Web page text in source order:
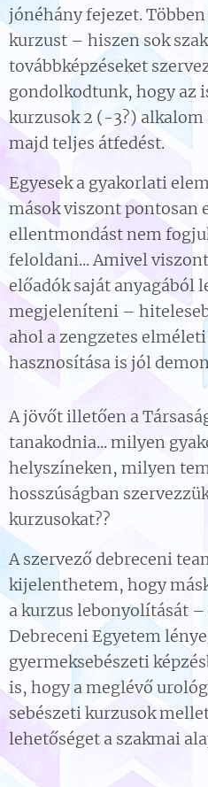
jónéhány fejezet.
kurzust – hiszen sok
továbbképzéseket
gondolkodtunk, hogy az
kurzusok 2 (-3?)
majd teljes átfedést.
Egyesek a gyakorlati
mások viszont pontosan
ellentmondást nem
feloldani... Amivel
előadók saját anyagából
megjeleníteni –
ahol a zengzetes
hasznosítása is jól
A jövőt illetően a
tanakodnia... milyen
helyszíneken, milyen
hosszúságban
kurzusokat??
A szervező debreceni
kijelenthetem, hogy
a kurzus lebonyolítását
Debreceni Egyetem
gyermeksebészeti
is, hogy a meglévő
sebészeti kurzusok
lehetőséget a szakmai